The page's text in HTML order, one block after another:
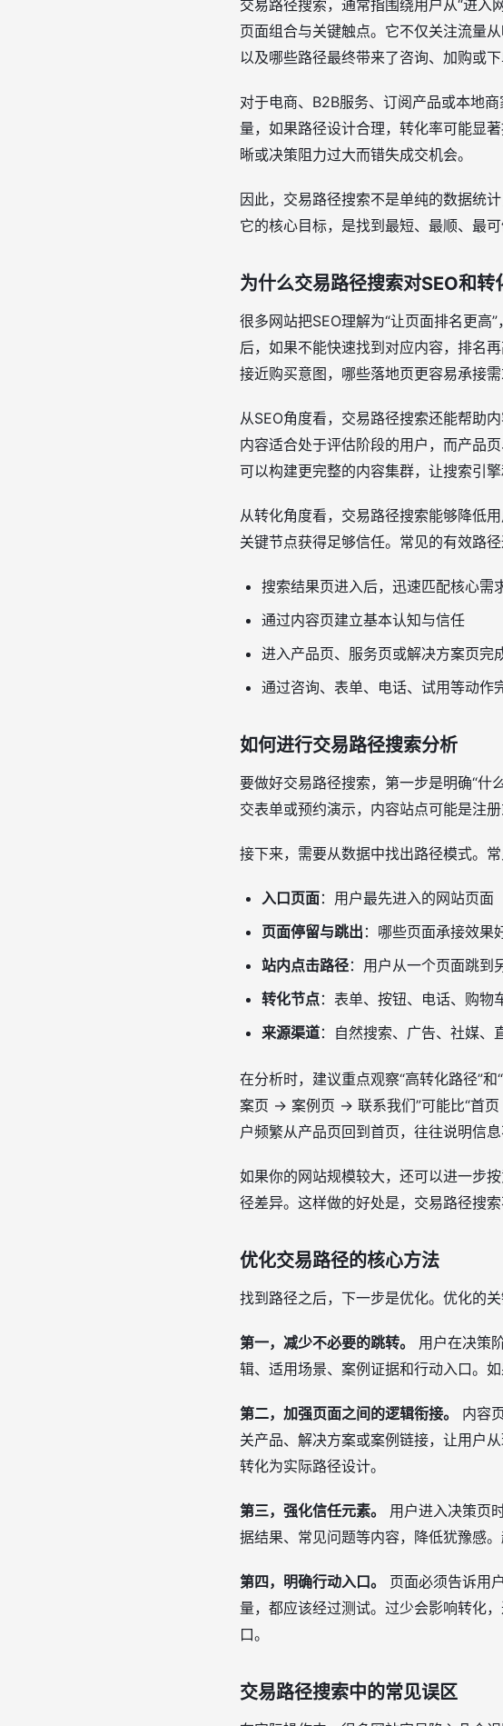
交易路径搜索，通常指围绕用户从“进入
页面组合与关键触点。它不仅关注流量
以及哪些路径最终带来了咨询、加购或下
对于电商、B2B服务、订阅产品或本地
量，如果路径设计合理，转化率可能显
晰或决策阻力过大而错失成交机会。
因此，交易路径搜索不是单纯的数据统
它的核心目标，是找到最短、最顺、最
为什么交易路径搜索对SEO和转
很多网站把SEO理解为“让页面排名更高
后，如果不能快速找到对应内容，排名
接近购买意图，哪些落地页更容易承接
从SEO角度看，交易路径搜索还能帮助
内容适合处于评估阶段的用户，而产品
可以构建更完整的内容集群，让搜索引
从转化角度看，交易路径搜索能够降低
关键节点获得足够信任。常见的有效路径
搜索结果页进入后，迅速匹配核心需
通过内容页建立基本认知与信任
进入产品页、服务页或解决方案页完
通过咨询、表单、电话、试用等动作
如何进行交易路径搜索分析
要做好交易路径搜索，第一步是明确“什
交表单或预约演示，内容站点可能是注
接下来，需要从数据中找出路径模式。
入口页面：用户最先进入的网站页面
页面停留与跳出 ：哪些页面承接效果
站内点击路径：用户从一个页面跳到
转化节点：表单、按钮、电话、购物
来源渠道：自然搜索、广告、社媒、
在分析时，建议重点观察“高转化路径”
案页 → 案例页 → 联系我们”可能比“首
户频繁从产品页回到首页，往往说明信
如果你的网站规模较大，还可以进一步
径差异。这样做的好处是，交易路径搜
优化交易路径的核心方法
找到路径之后，下一步是优化。优化的
第一，减少不必要的跳转。
用户在决策
辑、适用场景、案例证据和行动入口。
第二，加强页面之间的逻辑衔接。
内容
关产品、解决方案或案例链接，让用户
转化为实际路径设计。
第三，强化信任元素。
用户进入决策页
据结果、常见问题等内容，降低犹豫感
第四，明确行动入口。
页面必须告诉用
量，都应该经过测试。过少会影响转化
口。
交易路径搜索中的常见误区